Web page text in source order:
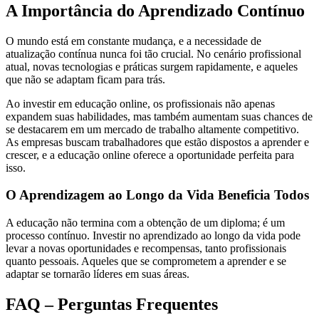
A Importância do Aprendizado Contínuo
O mundo está em constante mudança, e a necessidade de
atualização contínua nunca foi tão crucial. No cenário profissional
atual, novas tecnologias e práticas surgem rapidamente, e aqueles
que não se adaptam ficam para trás.
Ao investir em educação online, os profissionais não apenas
expandem suas habilidades, mas também aumentam suas chances de
se destacarem em um mercado de trabalho altamente competitivo.
As empresas buscam trabalhadores que estão dispostos a aprender e
crescer, e a educação online oferece a oportunidade perfeita para
isso.
O Aprendizagem ao Longo da Vida Beneficia Todos
A educação não termina com a obtenção de um diploma; é um
processo contínuo. Investir no aprendizado ao longo da vida pode
levar a novas oportunidades e recompensas, tanto profissionais
quanto pessoais. Aqueles que se comprometem a aprender e se
adaptar se tornarão líderes em suas áreas.
FAQ – Perguntas Frequentes